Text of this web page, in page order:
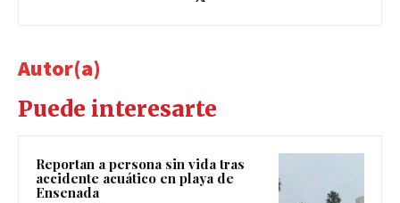
Autor(a)
Puede interesarte
Reportan a persona sin vida tras
accidente acuático en playa de
Ensenada